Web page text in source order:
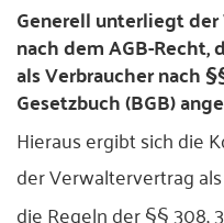
Generell unterliegt
nach dem AGB-Recht,
als Verbraucher nach
Gesetzbuch (BGB)
Hieraus ergibt sich die
der Verwaltervertrag
die Regeln der §§ 308,